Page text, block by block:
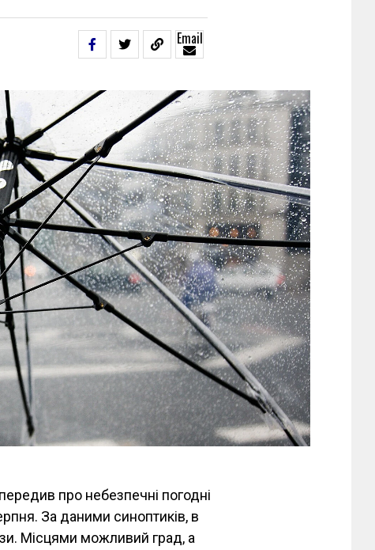
Email
про небезпечні погодні
За даними синоптиків, в
Місцями можливий град, а